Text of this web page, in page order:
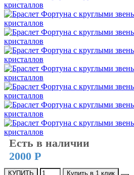
Есть в наличии
2000 Р
КУПИТЬ Купить в 1 клик